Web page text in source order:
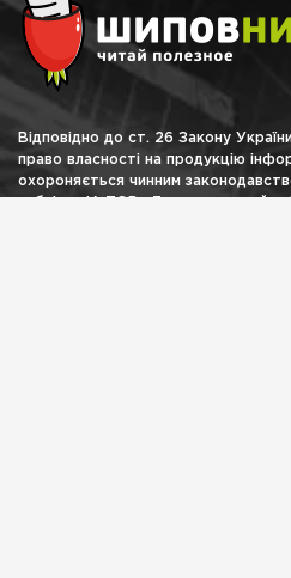
Відповідно до ст. 26 Закону
право власності на продукцію
охороняється чинним